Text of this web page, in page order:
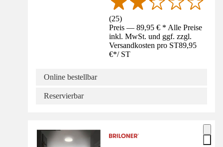
(25)
Preis — 89,95 € * Alle Preise
inkl. MwSt. und ggf. zzgl.
Versandkosten pro ST89,95
€*/ ST
Online bestellbar
Reservierbar